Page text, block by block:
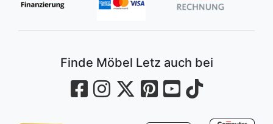
Finde Möbel Letz auch bei